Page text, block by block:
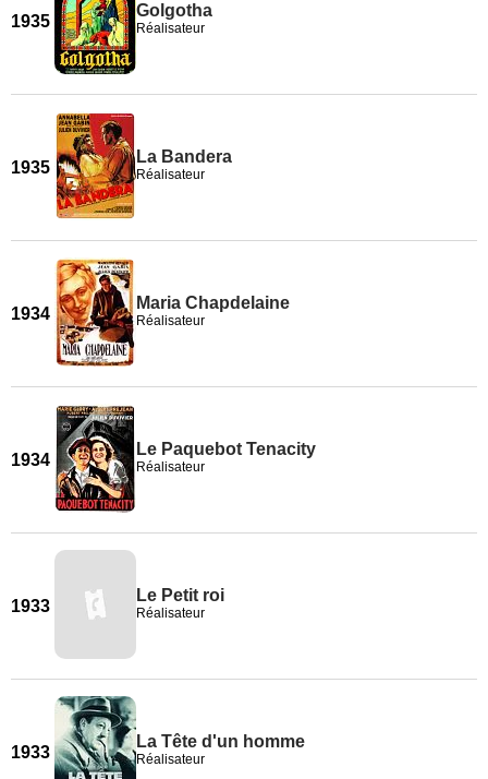
1935
Golgotha
Réalisateur
1935
La Bandera
Réalisateur
1934
Maria Chapdelaine
Réalisateur
1934
Le Paquebot Tenacity
Réalisateur
1933
Le Petit roi
Réalisateur
1933
La Tête d'un homme
Réalisateur